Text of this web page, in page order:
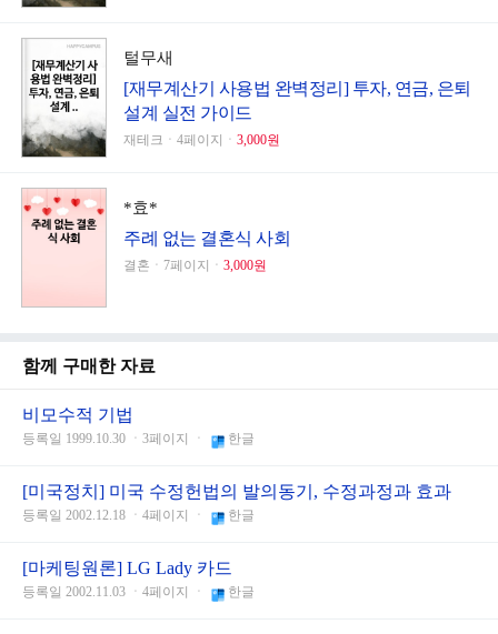
털무새
[재무계산기 사용법 완벽정리] 투자, 연금, 은퇴
설계 실전 가이드
재테크ㆍ4페이지ㆍ 3,000원
*효*
주례 없는 결혼식 사회
결혼ㆍ7페이지ㆍ 3,000원
함께 구매한 자료
비모수적 기법
등록일 1999.10.30 ㆍ3페이지 ㆍ 한글
[미국정치] 미국 수정헌법의 발의동기, 수정과정과 효과
등록일 2002.12.18 ㆍ4페이지 ㆍ 한글
[마케팅원론] LG Lady 카드
등록일 2002.11.03 ㆍ4페이지 ㆍ 한글